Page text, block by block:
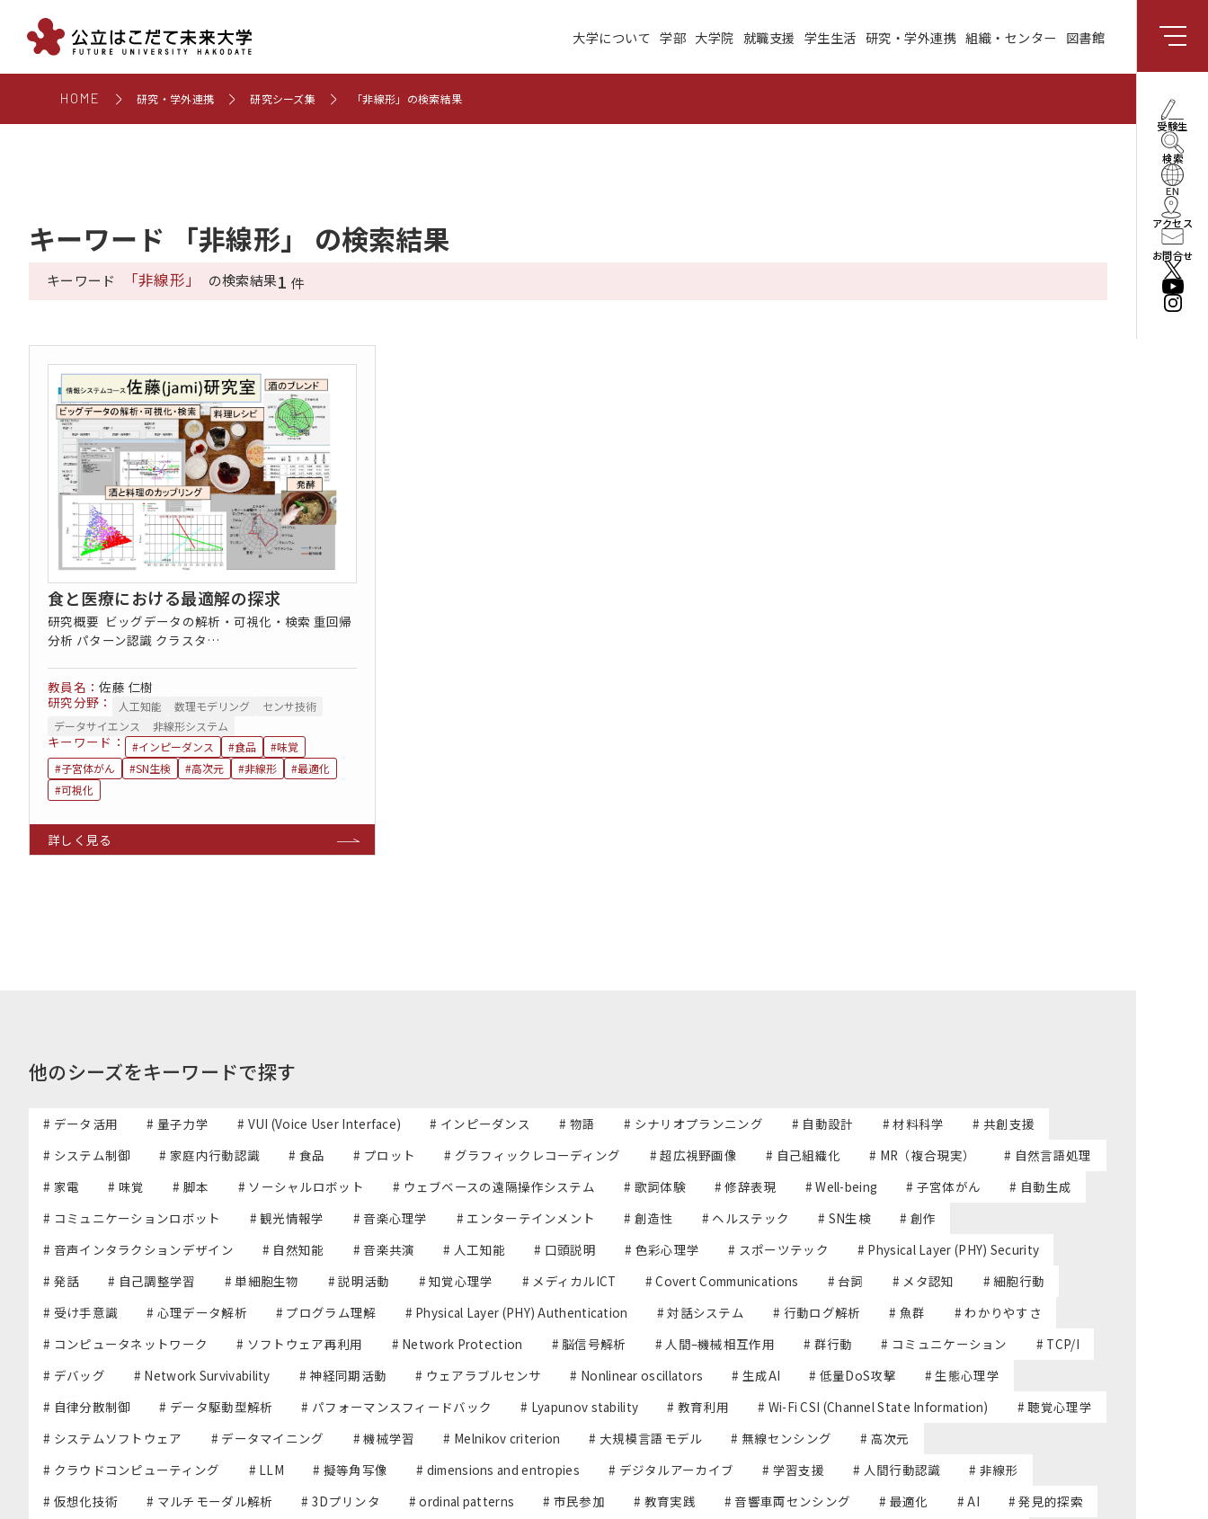
大学について 学部 大学院 就職支援 学生生活 研究・学外連携 組織・センター 図書館
コンセプト動画
施設紹介 高度ICT演習
未来大のデータサイエ
ンス
受験生
検索
EN
アクセス
お問合せ
HOME 研究・学外連携 研究シーズ集 「非線形」の検索結果
キーワード 「非線形」 の検索結果
キーワード 「非線形」 の検索結果1 件
食と医療における最適解の探求
研究概要 ビッグデータの解析・可視化・検索 重回帰
分析 パターン認識 クラスタ…
佐藤 仁樹
研究分野：
人工知能 数理モデリング
センサ技術
データサイエンス
非線形システム
キーワード： #インピーダンス #食品
#味覚
#子宮体がん
#SN生検 #高次元 #非線形
#最適化
#可視化
他のシーズをキーワードで探す
# データ活用 # 量子力学 # VUI (Voice User Interface) # インピーダンス # 物語 # シナリオプランニング # 自動設計 # 材料科学
# 共創支援
# システム制御
# 家庭内行動認識 # 食品 # プロット # グラフィックレコーディング # 超広視野画像 # 自己組織化 # MR（複合現実）
# 自然言語処理
# 家電
# 味覚 # 脚本 # ソーシャルロボット # ウェブベースの遠隔操作システム # 歌詞体験 # 修辞表現 # Well-being # 子宮体がん
# 自動生成
# コミュニケーションロボット
# 観光情報学 # 音楽心理学 # エンターテインメント # 創造性 # ヘルステック # SN生検
# 創作
# 音声インタラクションデザイン
# 自然知能 # 音楽共演 # 人工知能 # 口頭説明 # 色彩心理学 # スポーツテック
# Physical Layer (PHY) Security
# 発話
# 自己調整学習 # 単細胞生物 # 説明活動 # 知覚心理学 # メディカルICT # Covert Communications # 台詞 # メタ認知
# 細胞行動
# 受け手意識
# 心理データ解析 # プログラム理解 # Physical Layer (PHY) Authentication # 対話システム # 行動ログ解析 # 魚群
# わかりやすさ
# コンピュータネットワーク
# ソフトウェア再利用 # Network Protection # 脳信号解析 # 人間–機械相互作用 # 群行動 # コミュニケーション
# TCP/I
# デバッグ
# Network Survivability # 神経同期活動 # ウェアラブルセンサ # Nonlinear oscillators # 生成AI # 低量DoS攻撃
# 生態心理学
# 自律分散制御
# データ駆動型解析 # パフォーマンスフィードバック # Lyapunov stability # 教育利用 # Wi-Fi CSI (Channel State Information)
# 聴覚心理学
# システムソフトウェア
# データマイニング # 機械学習 # Melnikov criterion # 大規模言語モデル # 無線センシング
# 高次元
# クラウドコンピューティング
# LLM # 擬等角写像 # dimensions and entropies # デジタルアーカイブ # 学習支援 # 人間行動認識
# 非線形
# 仮想化技術
# マルチモーダル解析 # 3Dプリンタ # ordinal patterns # 市民参加 # 教育実践 # 音響車両センシング # 最適化 # AI
# 発見的探索